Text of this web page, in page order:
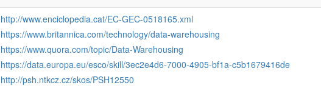
http://www.enciclopedia.cat/EC-GEC-0518165.xml
https://www.britannica.com/technology/data-warehousing
https://www.quora.com/topic/Data-Warehousing
https://data.europa.eu/esco/skill/3ec2e4d6-7000-4905-bf1a-c5b1679416de
http://psh.ntkcz.cz/skos/PSH12550